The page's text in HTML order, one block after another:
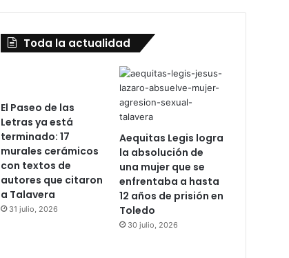
Toda la actualidad
El Paseo de las
Letras ya está
terminado: 17
murales cerámicos
con textos de
autores que citaron
a Talavera
31 julio, 2026
Aequitas Legis logra
la absolución de
una mujer que se
enfrentaba a hasta
12 años de prisión en
Toledo
30 julio, 2026